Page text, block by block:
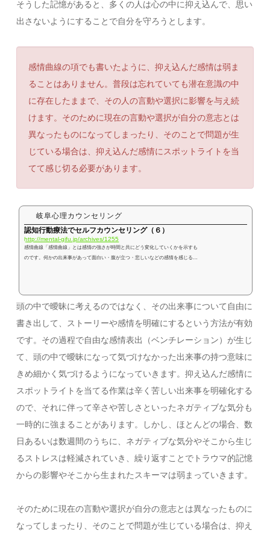
そうした記憶があると、多くの人は心の中に抑え込んで、思い
出さないようにすることで自分を守ろうとします。
感情曲線の項でも書いたように、抑え込んだ感情は弱ま
ることはありません。普段は忘れていても潜在意識の中
に存在したままで、その人の言動や選択に影響を与え続
けます。そのために現在の言動や選択が自分の意志とは
異なったものになってしまったり、そのことで問題が生
じている場合は、抑え込んだ感情にスポットライトを当
てて感じ切る必要があります。
岐阜心理カウンセリング
認知行動療法でセルフカウンセリング（６）
http://mental-gifu.jp/archives/1255
感情曲線「感情曲線」とは感情の強さが時間と共にどう変化していくかを示すも
のです。何かの出来事があって面白い・腹が立つ・悲しいなどの感情を感じる
その感情をピークまで感じないようにする場合があります。関連記事を見るピ...
頭の中で曖昧に考えるのではなく、その出来事について自由に
書き出して、ストーリーや感情を明確にするという方法が有効
です。その過程で自由な感情表出（ベンチレーション）が生じ
て、頭の中で曖昧になって気づけなかった出来事の持つ意味に
きめ細かく気づけるようになっていきます。抑え込んだ感情に
スポットライトを当てる作業は辛く苦しい出来事を明確化する
ので、それに伴って辛さや苦しさといったネガティブな気分も
一時的に強まることがあります。しかし、ほとんどの場合、数
日あるいは数週間のうちに、ネガティブな気分やそこから生じ
るストレスは軽減されていき、繰り返すことでトラウマ的記憶
からの影響やそこから生まれたスキーマは弱まっていきます。
そのために現在の言動や選択が自分の意志とは異なったものに
なってしまったり、そのことで問題が生じている場合は、抑え